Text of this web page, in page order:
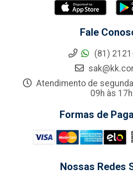
Fale
(81)
Atendimento de
09h às 17h
Formas de
Nossas Redes